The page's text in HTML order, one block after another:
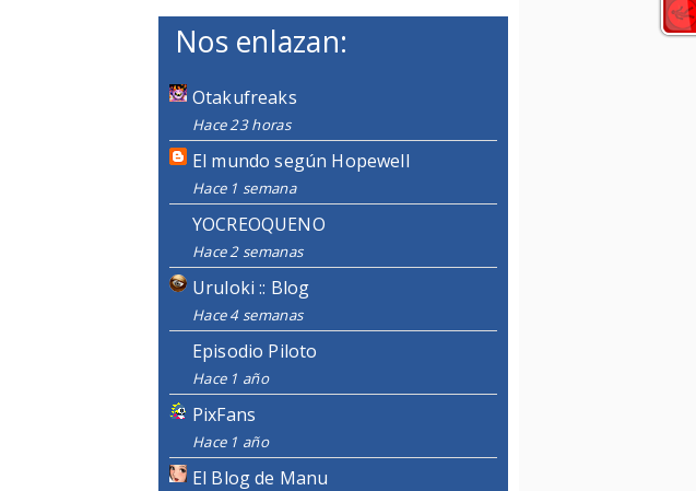
Nos enlazan:
Otakufreaks
Hace 23 horas
El mundo según Hopewell
Hace 1 semana
YOCREOQUENO
Hace 2 semanas
Uruloki :: Blog
Hace 4 semanas
Episodio Piloto
Hace 1 año
PixFans
Hace 1 año
El Blog de Manu